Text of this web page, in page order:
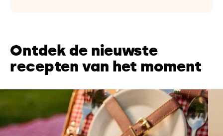
Ontdek de nieuwste
recepten van het moment